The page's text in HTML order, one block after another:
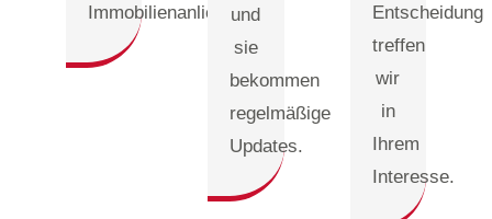
Immobilienanliegen.
und
sie
bekommen
regelmäßige
Updates.
Entscheidung
treffen
wir
in
Ihrem
Interesse.